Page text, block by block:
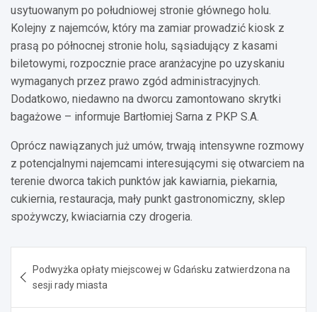
usytuowanym po południowej stronie głównego holu.
Kolejny z najemców, który ma zamiar prowadzić kiosk z
prasą po północnej stronie holu, sąsiadujący z kasami
biletowymi, rozpocznie prace aranżacyjne po uzyskaniu
wymaganych przez prawo zgód administracyjnych.
Dodatkowo, niedawno na dworcu zamontowano skrytki
bagażowe – informuje Bartłomiej Sarna z PKP S.A.
Oprócz nawiązanych już umów, trwają intensywne rozmowy
z potencjalnymi najemcami interesującymi się otwarciem na
terenie dworca takich punktów jak kawiarnia, piekarnia,
cukiernia, restauracja, mały punkt gastronomiczny, sklep
spożywczy, kwiaciarnia czy drogeria.
wpisu
Podwyżka opłaty miejscowej w Gdańsku zatwierdzona na
sesji rady miasta